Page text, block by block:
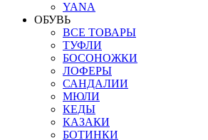
YANA
ОБУВЬ
ВСЕ ТОВАРЫ
ТУФЛИ
БОСОНОЖКИ
ЛОФЕРЫ
САНДАЛИИ
МЮЛИ
КЕДЫ
КАЗАКИ
БОТИНКИ